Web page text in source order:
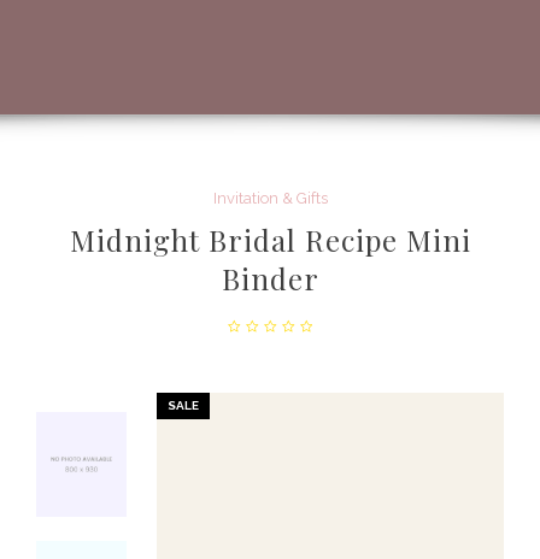
Invitation & Gifts
Midnight Bridal Recipe Mini
Binder
SALE